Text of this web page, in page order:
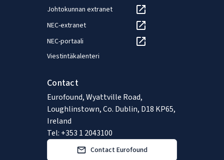
Johtokunnan extranet
NEC-extranet
NEC-portaali
Viestintäkalenteri
Contact
Eurofound, Wyattville Road,
Loughlinstown, Co. Dublin, D18 KP65,
Ireland
Tel: +353 1 2043100
Contact Eurofound